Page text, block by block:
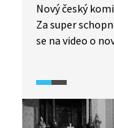
Nový český
Za super
se na video o
i dospělé čtenáře.